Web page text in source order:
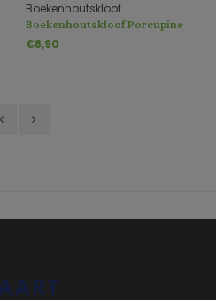
Boekenhoutskloof
Boekenhoutskloof Porcupine
Ridge Sauvignon Blanc
€8,90